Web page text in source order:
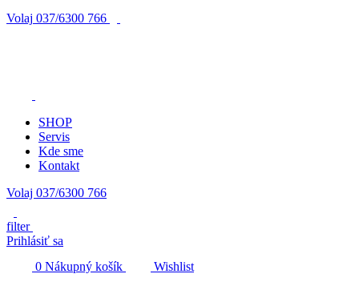
Volaj 037/6300 766
SHOP
Servis
Kde sme
Kontakt
Volaj 037/6300 766
filter
Prihlásiť sa
0 Nákupný košík
Wishlist